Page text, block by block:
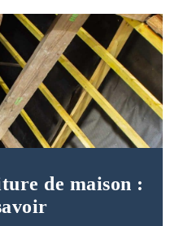
de maison :